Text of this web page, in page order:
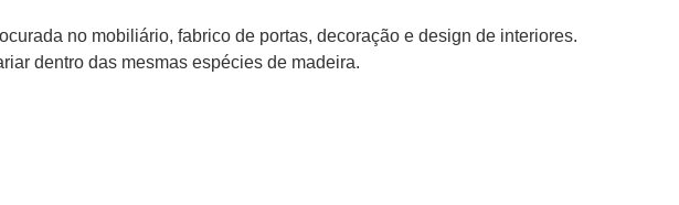
no mobiliário, fabrico de portas, decoração e design de interiores.
dentro das mesmas espécies de madeira.